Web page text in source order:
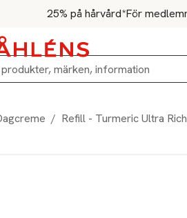
25% på hårvård*För
/ Refill - Turmeric Ultra